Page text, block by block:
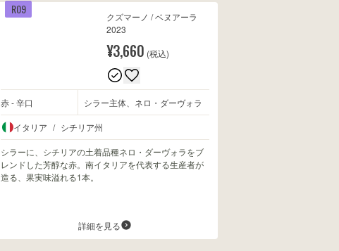
R09
クズマーノ / ベヌアーラ
2023
¥3,660 (税込)
赤 - 辛口 シラー主体、ネロ・ダーヴォラ
イタリア / シチリア州
シラーに、シチリアの土着品種ネロ・ダーヴォラをブ
レンドした芳醇な赤。南イタリアを代表する生産者が
造る、果実味溢れる1本。
詳細を見る